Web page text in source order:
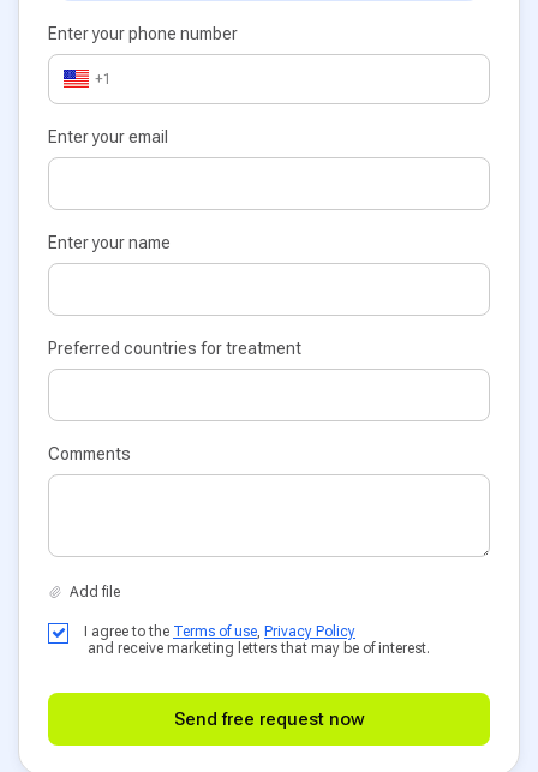
Enter your phone number
+1
Enter your email
Enter your name
Preferred countries for treatment
Comments
I agree to the Terms of use Privacy Policy
and receive marketing letters that may be of interest.
Send free request now